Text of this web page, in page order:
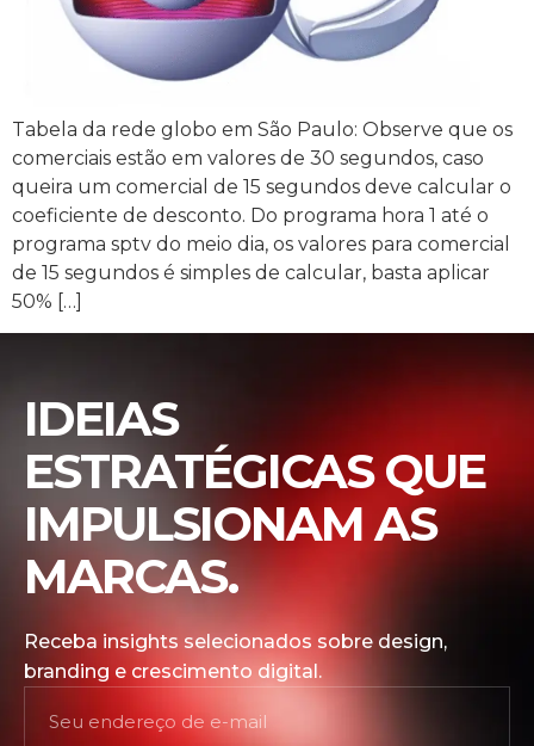
Tabela da rede globo em São Paulo: Observe que os
comerciais estão em valores de 30 segundos, caso
queira um comercial de 15 segundos deve calcular o
coeficiente de desconto. Do programa hora 1 até o
programa sptv do meio dia, os valores para comercial
de 15 segundos é simples de calcular, basta aplicar
50% […]
IDEIAS
ESTRATÉGICAS QUE
IMPULSIONAM AS
MARCAS.
Receba insights selecionados sobre design,
branding e crescimento digital.